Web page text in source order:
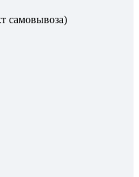
самовывоза)